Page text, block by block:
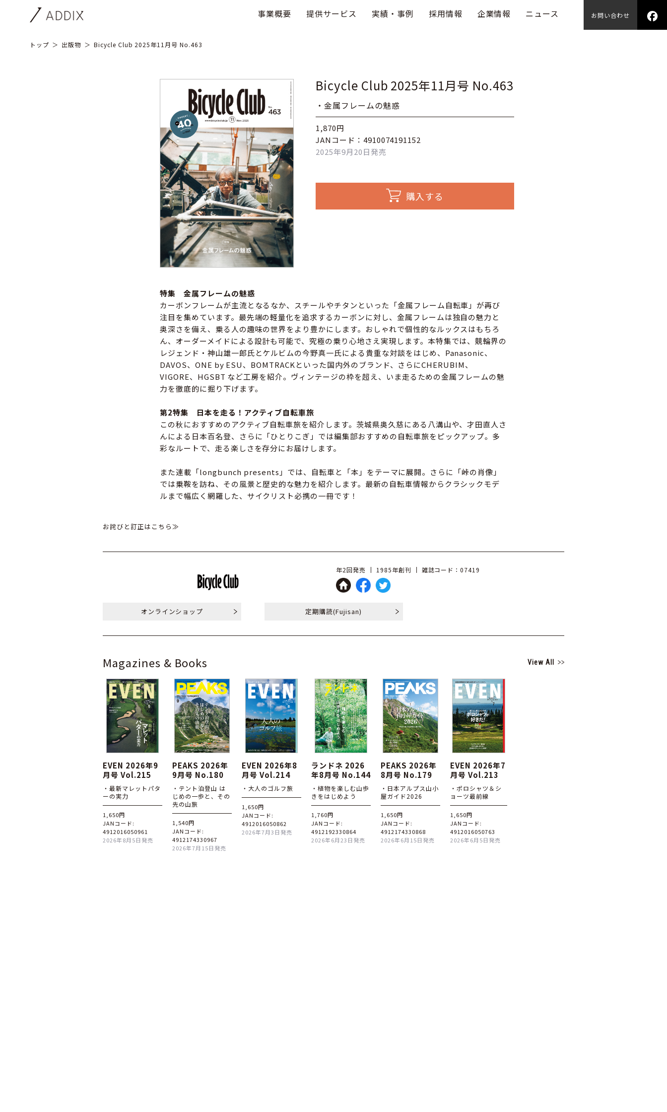
事業概要 提供サービス 実績・事例 採用情報 企業情報 ニュース お問い合わせ
トップ 出版物 Bicycle Club 2025年11月号 No.463
Bicycle Club 2025年11月号 No.463
・金属フレームの魅惑
1,870円
JANコード：4910074191152
2025年9月20日発売
購入する
特集 金属フレームの魅惑
カーボンフレームが主流となるなか、スチールやチタンといった「金属フレーム自転車」が再び
注目を集めています。最先端の軽量化を追求するカーボンに対し、金属フレームは独自の魅力と
奥深さを備え、乗る人の趣味の世界をより豊かにします。おしゃれで個性的なルックスはもちろ
ん、オーダーメイドによる設計も可能で、究極の乗り心地さえ実現します。本特集では、競輪界の
レジェンド・神山雄一郎氏とケルビムの今野真一氏による貴重な対談をはじめ、Panasonic、
DAVOS、ONE by ESU、BOMTRACKといった国内外のブランド、さらにCHERUBIM、
VIGORE、HGSBT など工房を紹介。ヴィンテージの枠を超え、いま走るための金属フレームの魅
力を徹底的に掘り下げます。
第2特集 日本を走る！アクティブ自転車旅
この秋におすすめのアクティブ自転車旅を紹介します。茨城県奥久慈にある八溝山や、才田直人さ
んによる日本百名登、さらに「ひとりこぎ」では編集部おすすめの自転車旅をピックアップ。多
彩なルートで、走る楽しさを存分にお届けします。
また連載「longbunch presents」では、自転車と「本」をテーマに展開。さらに「峠の肖像」
では乗鞍を訪ね、その風景と歴史的な魅力を紹介します。最新の自転車情報からクラシックモデ
ルまで幅広く網羅した、サイクリスト必携の一冊です！
お詫びと訂正はこちら≫
年2回発売 1985年創刊 雑誌コード：07419
オンラインショップ 定期購読(Fujisan)
Magazines & Books View All
EVEN 2026年9
月号 Vol.215
・最新マレットパタ
ーの実力
1,650円
JANコード:
4912016050961
2026年8月5日発売
PEAKS 2026年
9月号 No.180
・テント泊登山 は
じめの一歩と、その
先の山旅
1,540円
JANコード:
4912174330967
2026年7月15日発売
EVEN 2026年8
月号 Vol.214
・大人のゴルフ旅
1,650円
JANコード:
4912016050862
2026年7月3日発売
ランドネ 2026
年8月号 No.144
・植物を楽しむ山歩
きをはじめよう
1,760円
JANコード:
4912192330864
2026年6月23日発売
PEAKS 2026年
8月号 No.179
・日本アルプス山小
屋ガイド2026
1,650円
JANコード:
4912174330868
2026年6月15日発売
EVEN 2026年7
月号 Vol.213
・ポロシャツ＆シ
ョーツ最前線
1,650円
JANコード:
4912016050763
2026年6月5日発売